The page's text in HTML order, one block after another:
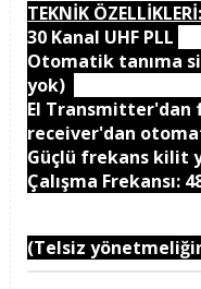
TEKNİK ÖZELLİKLERİ:
30 Kanal UHF PLL
Otomatik tanıma
yok)
El Transmitter'dan
receiver'dan
Güçlü frekans kilit
Çalışma Frekansı:
(Telsiz